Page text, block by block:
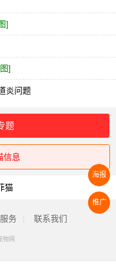
]
]
炎问题
题
信息
猫
务 联系我们
物网
推广
海报